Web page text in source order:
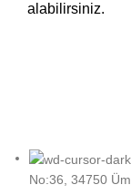
alabilirsiniz.
No:36, 34750